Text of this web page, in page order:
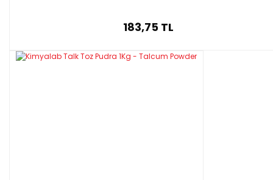
183,75 TL